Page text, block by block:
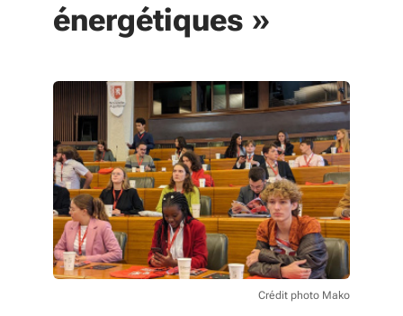
énergétiques »
Crédit photo Mako